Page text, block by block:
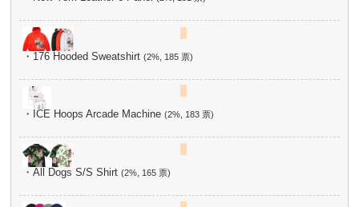
・176 Hooded Sweatshirt(2%, 185 票)
・ICE Hoops Arcade Machine(2%, 183 票)
・All Dogs S/S Shirt(2%, 165 票)